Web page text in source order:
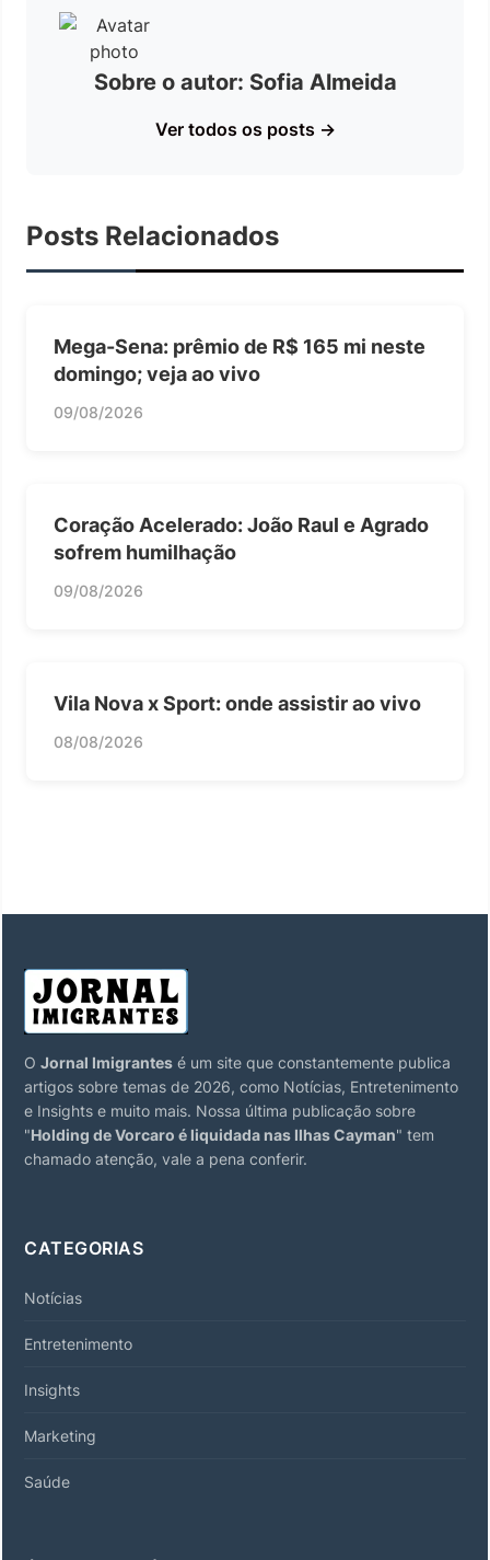
Sobre o autor: Sofia Almeida
Ver todos os posts →
Posts Relacionados
Mega-Sena: prêmio de R$ 165 mi neste
domingo; veja ao vivo
09/08/2026
Coração Acelerado: João Raul e Agrado
sofrem humilhação
09/08/2026
Vila Nova x Sport: onde assistir ao vivo
08/08/2026
O Jornal Imigrantes é um site que constantemente publica
artigos sobre temas de 2026, como Notícias, Entretenimento
e Insights e muito mais. Nossa última publicação sobre
"Holding de Vorcaro é liquidada nas Ilhas Cayman" tem
chamado atenção, vale a pena conferir.
CATEGORIAS
Notícias
Entretenimento
Insights
Marketing
Saúde